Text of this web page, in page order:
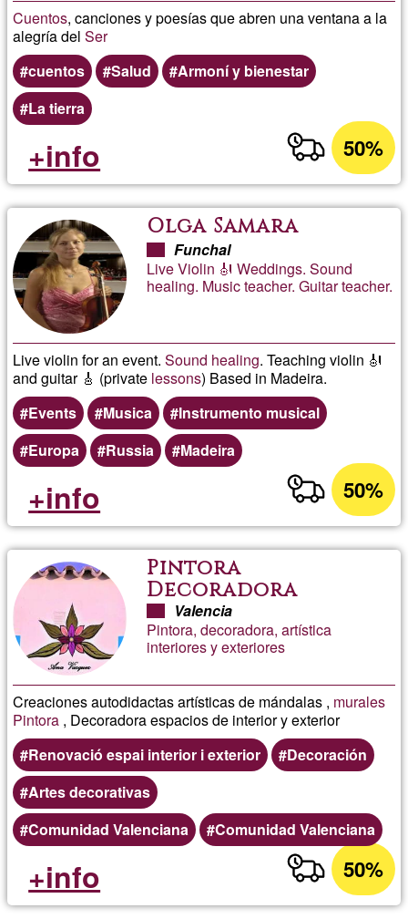
Cuentos, canciones y poesías que abren una ventana a la
alegría delSer
cuentos
Salud
Armoní y bienestar
La tierra
50%
+info
Olga Samara
Funchal
Live Violin 🎻 Weddings. Sound
healing. Music teacher. Guitar teacher.
Live violin for an event.Sound healing. Teaching violin 🎻
and guitar 🎸 (private lessons) Based in Madeira.
Events
Musica
Instrumento musical
Europa
Russia Madeira
50%
+info
Pintora
Decoradora
Artística
Valencia
Pintora, decoradora, artística
interiores y exteriores
Creaciones autodidactas artísticas de mándalas , murales
Pintora , Decoradora espacios de interior y exterior
Renovació espai interior i exterior
Decoración
Artes decorativas
Comunidad Valenciana
Comunidad Valenciana
50%
+info